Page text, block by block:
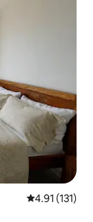
औसत रेटिंग 5 में से
4.91 (131)